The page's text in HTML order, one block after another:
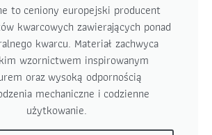
to ceniony europejski producent
kwarcowych zawierających ponad
kwarcu. Materiał zachwyca
wzornictwem inspirowanym
oraz wysoką odpornością
mechaniczne i codzienne
użytkowanie.